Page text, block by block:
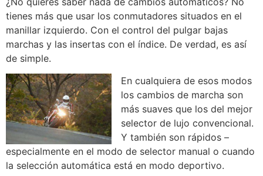
tienes más que usar los conmutadores situados en el
manillar izquierdo. Con el control del pulgar bajas
marchas y las insertas con el índice. De verdad, es así
de simple.
En cualquiera de esos modos
los cambios de marcha son
más suaves que los del mejor
selector de lujo convencional.
Y también son rápidos –
especialmente en el modo de selector manual o cuando
la selección automática está en modo deportivo.